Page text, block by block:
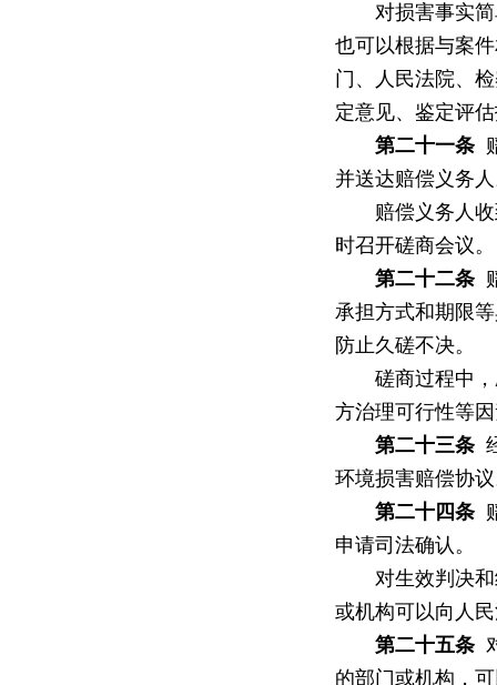
对损害事实简
也可以根据与案
门、人民法院、
定意见、鉴定评
第二十一条
并送达赔偿义务
赔偿义务人收
时召开磋商会议。
第二十二条
承担方式和期限
防止久磋不决。
磋商过程中，
方治理可行性等
第二十三条
环境损害赔偿协
第二十四条
申请司法确认。
对生效判决和
或机构可以向人
第二十五条
的部门或机构，